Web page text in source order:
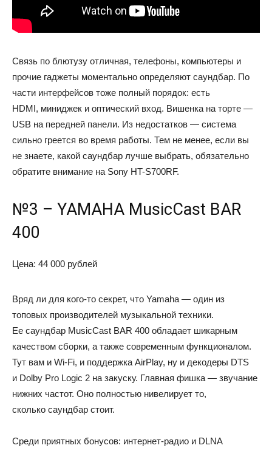
Связь по блютузу отличная, телефоны, компьютеры и
прочие гаджеты моментально определяют саундбар. По
части интерфейсов тоже полный порядок: есть
HDMI, миниджек и оптический вход. Вишенка на торте —
USB на передней панели. Из недостатков — система
сильно греется во время работы. Тем не менее, если вы
не знаете, какой саундбар лучше выбрать, обязательно
обратите внимание на Sony HT-S700RF.
№3 – YAMAHA MusicCast BAR
400
Цена: 44 000 рублей
Вряд ли для кого-то секрет, что Yamaha — один из
топовых производителей музыкальной техники.
Ее саундбар MusicCast BAR 400 обладает шикарным
качеством сборки, а также современным функционалом.
Тут вам и Wi-Fi, и поддержка AirPlay, ну и декодеры DTS
и Dolby Pro Logic 2 на закуску. Главная фишка — звучание
нижних частот. Оно полностью нивелирует то,
сколько саундбар стоит.
Среди приятных бонусов: интернет-радио и DLNA